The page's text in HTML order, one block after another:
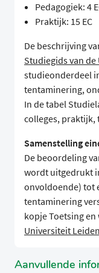
Pedagogiek: 4
Praktijk: 15 EC
De beschrijving
Studiegids van
studieonderdeel
tentaminering,
In de tabel
colleges, praktijk,
Samenstelling
De beoordeling
wordt uitgedrukt
onvoldoende) tot
tentaminering
kopje Toetsing en
Universiteit Leiden
Aanvullende